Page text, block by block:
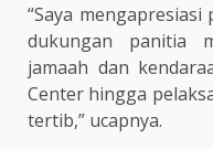
“Saya
dukungan panitia
jamaah dan
Center hingga
tertib,” ucapnya.